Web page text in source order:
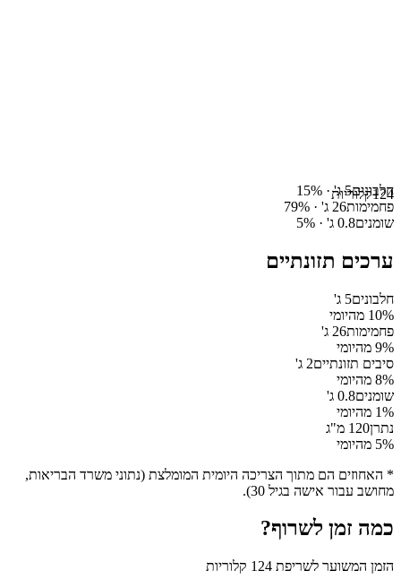
124קלוריותחלבונים5ג' · 15%
פחמימות26 ג' · 79%
שומנים0.8 ג' · 5%
ערכים תזונתיים
חלבונים5 ג'
10% מהיומי
פחמימות26 ג'
9% מהיומי
סיבים תזונתיים2 ג'
8% מהיומי
שומנים0.8 ג'
1% מהיומי
נתרן120 מ"ג
5% מהיומי
* האחוזים הם מתוך הצריכה היומית המומלצת (נתוני משרד הבריאות,
מחושב עבור אישה בגיל 30).
כמה זמן לשרוף?
הזמן המשוער לשריפת 124 קלוריות